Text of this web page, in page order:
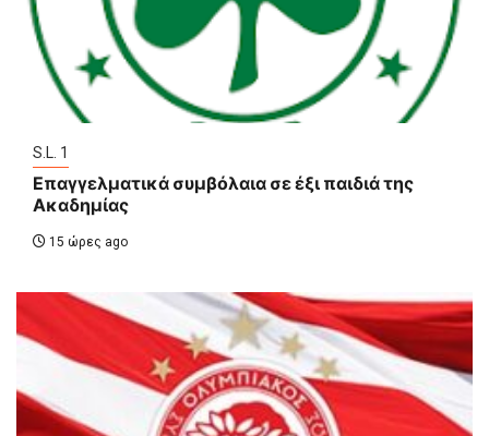
S.L. 1
Επαγγελματικά συμβόλαια σε έξι παιδιά της
Ακαδημίας
15 ώρες ago